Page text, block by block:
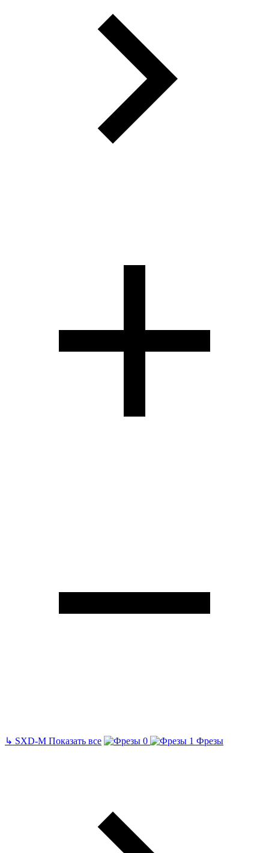
↳ SXD-M Показать все Фрезы